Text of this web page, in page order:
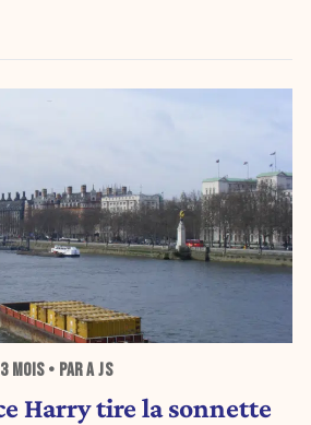
3 MOIS• PAR A JS
Harry tire la sonnette